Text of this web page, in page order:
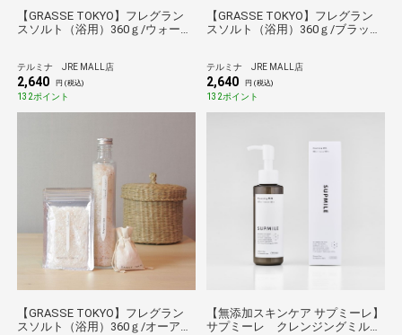
【GRASSE TOKYO】フレグラン
スソルト（浴用）360ｇ/ウォータ
テルミナ JRE MALL店
2,640 円 (税込)
132ポイント
【GRASSE TOKYO】フレグラン
スソルト（浴用）360ｇ/ブラック
テルミナ JRE MALL店
2,640 円 (税込)
132ポイント
【GRASSE TOKYO】フレグラン
スソルト（浴用）360ｇ/オーアド
【無添加スキンケア サプミーレ】
サプミーレ クレンジングミル